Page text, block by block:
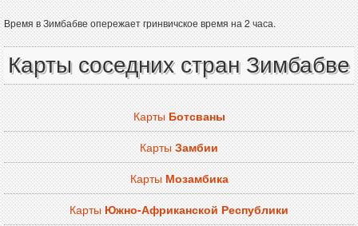
Время в Зимбабве опережает гринвичское время на 2 часа.
Карты соседних стран Зимбабве
КартыБотсваны
КартыЗамбии
КартыМозамбика
КартыЮжно-Африканской Республики